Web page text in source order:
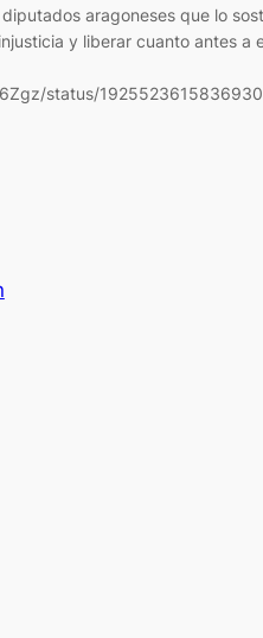
diputados aragoneses que lo
y liberar cuanto antes a
status/